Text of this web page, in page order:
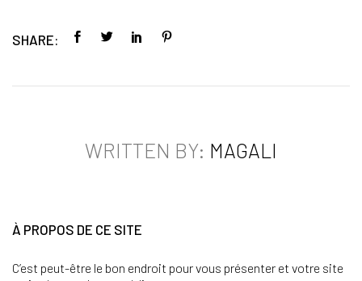
SHARE:
WRITTEN BY: MAGALI
À PROPOS DE CE SITE
C’est peut-être le bon endroit pour vous présenter et votre site